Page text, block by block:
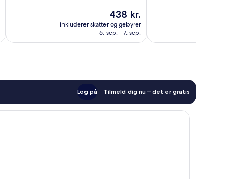
Prisen
438 kr.
438 kr.
inkluderer skatter og gebyrer
6. sep. - 7. sep.
Log på Tilmeld dig nu – det er gratis